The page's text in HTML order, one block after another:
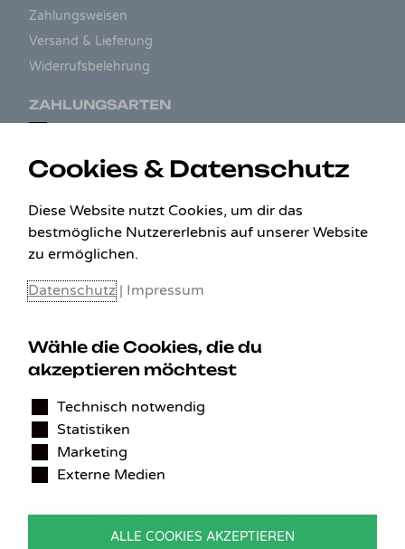
Zahlungsweisen
Versand & Lieferung
Widerrufsbelehrung
ZAHLUNGSARTEN
KONTAKT
Benedikt Stelzner
Autopflege Stelzner
Kohlgraben 2b
97799 Zeitlofs
Deutschland
service@detailingverliebt.de
Cookies & Datenschutz
Diese Website nutzt Cookies, um dir das
bestmögliche Nutzererlebnis auf unserer Website
zu ermöglichen.
Datenschutz | Impressum
Wähle die Cookies, die du
akzeptieren möchtest
Technisch notwendig
Statistiken
Marketing
Externe Medien
ALLE COOKIES AKZEPTIEREN